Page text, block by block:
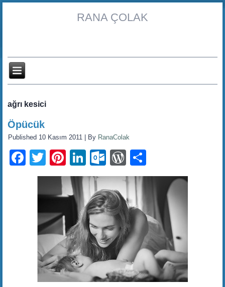
RANA ÇOLAK
ağrı kesici
Öpücük
Published 10 Kasım 2011 By RanaColak
Facebook
TwitterPinterest
LinkedIn
Outlook.com
WordPress